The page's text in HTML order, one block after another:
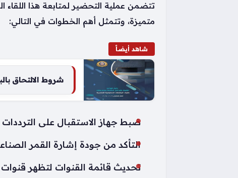
تتضمن عملية التحضير لمتابعة هذا
متميزة، وتتمثل أهم الخطوات في التالي:
شاهد أيضاً
شروط الالتحاق
ضبط جهاز الاستقبال على
التأكد من جودة إشارة القمر
تحديث قائمة القنوات لتظهر